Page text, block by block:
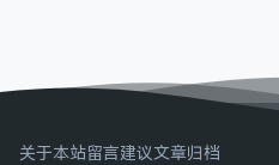
关于本站留言建议文章归档